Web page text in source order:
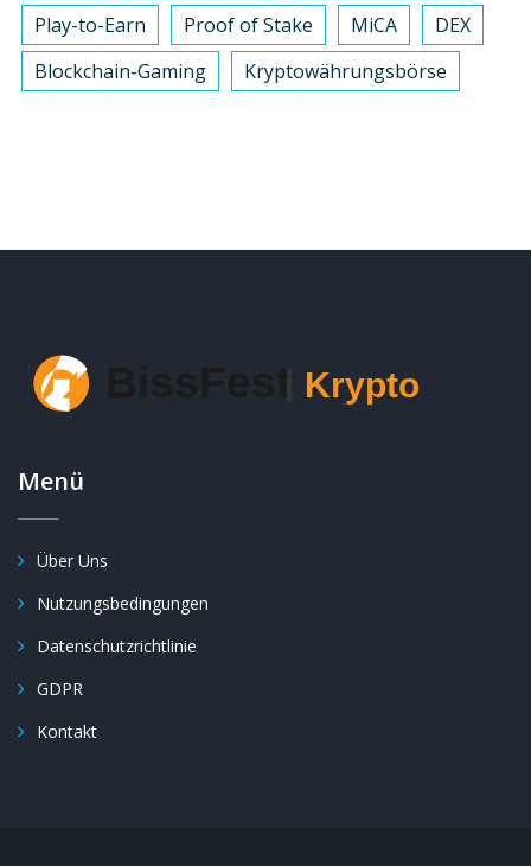
Play-to-Earn
Proof of Stake MiCA
DEX
Blockchain-Gaming
Kryptowährungsbörse
Menü
Über Uns
Nutzungsbedingungen
Datenschutzrichtlinie
GDPR
Kontakt